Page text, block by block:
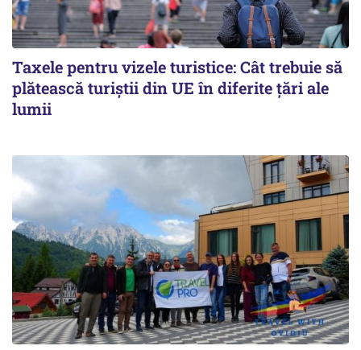
Taxele pentru vizele turistice: Cât trebuie să
plătească turiștii din UE în diferite țări ale
lumii